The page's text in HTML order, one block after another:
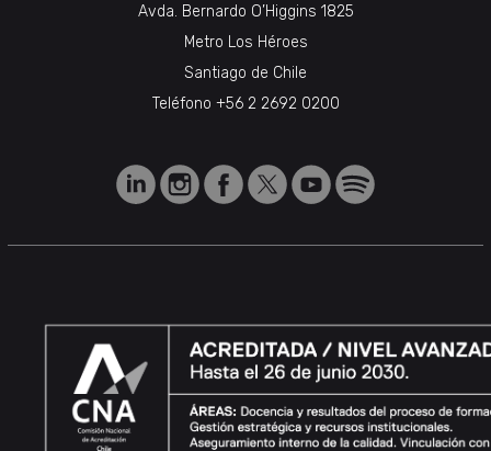
Avda. Bernardo O’Higgins 1825
Metro Los Héroes
Santiago de Chile
Teléfono +56 2 2692 0200